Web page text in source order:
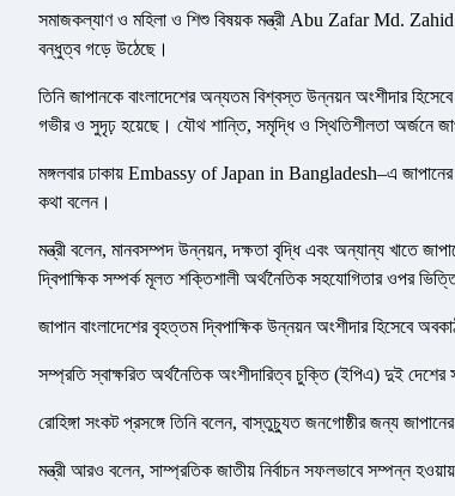
সমাজকল্যাণ ও মহিলা ও শিশু বিষয়ক মন্ত্রী Abu Zafar Md.
বন্ধুত্ব গড়ে উঠেছে।
তিনি জাপানকে বাংলাদেশের অন্যতম বিশ্বস্ত উন্নয়ন অংশীদার
গভীর ও সুদৃঢ় হয়েছে। যৌথ শান্তি, সমৃদ্ধি ও স্থিতিশীলতা অর্জনে
মঙ্গলবার ঢাকায় Embassy of Japan in Bangladesh–এ জাপানের
কথা বলেন।
মন্ত্রী বলেন, মানবসম্পদ উন্নয়ন, দক্ষতা বৃদ্ধি এবং অন্যান্য খাতে
দ্বিপাক্ষিক সম্পর্ক মূলত শক্তিশালী অর্থনৈতিক সহযোগিতার ওপর
জাপান বাংলাদেশের বৃহত্তম দ্বিপাক্ষিক উন্নয়ন অংশীদার হিসেবে
সম্প্রতি স্বাক্ষরিত অর্থনৈতিক অংশীদারিত্ব চুক্তি (ইপিএ) দুই
রোহিঙ্গা সংকট প্রসঙ্গে তিনি বলেন, বাস্তুচ্যুত জনগোষ্ঠীর জন্য
মন্ত্রী আরও বলেন, সাম্প্রতিক জাতীয় নির্বাচন সফলভাবে সম্পন্ন